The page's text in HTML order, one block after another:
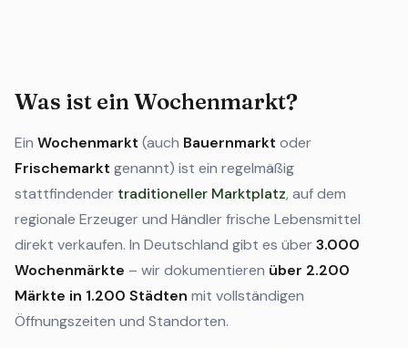
Was ist ein Wochenmarkt?
Ein Wochenmarkt (auch Bauernmarkt oder
Frischemarkt genannt) ist ein regelmäßig
stattfindender traditioneller Marktplatz, auf dem
regionale Erzeuger und Händler frische Lebensmittel
direkt verkaufen. In Deutschland gibt es über3.000
Wochenmärkte – wir dokumentieren über 2.200
Märkte in 1.200 Städten mit vollständigen
Öffnungszeiten und Standorten.